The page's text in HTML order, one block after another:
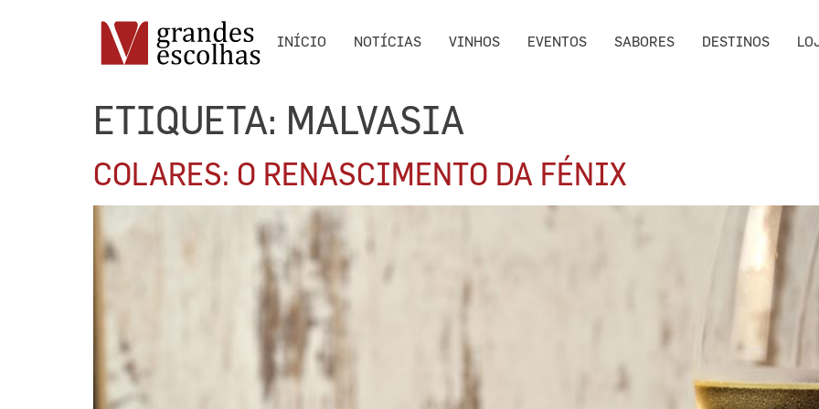
INÍCIO NOTÍCIAS VINHOS EVENTOS SABORES DESTINOS
ETIQUETA: MALVASIA
COLARES: O RENASCIMENTO DA FÉNIX